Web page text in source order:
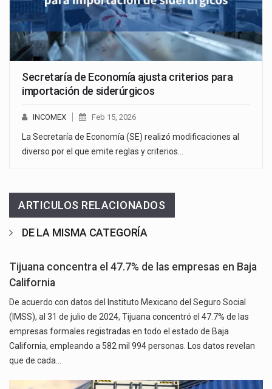
Secretaría de Economía ajusta criterios para
importación de siderúrgicos
INCOMEX Feb 15, 2026
La Secretaría de Economía (SE) realizó modificaciones al
diverso por el que emite reglas y criterios…
ARTICULOS RELACIONADOS
DE LA MISMA CATEGORÍA
Tijuana concentra el 47.7% de las empresas en Baja
California
De acuerdo con datos del Instituto Mexicano del Seguro Social
(IMSS), al 31 de julio de 2024, Tijuana concentró el 47.7% de las
empresas formales registradas en todo el estado de Baja
California, empleando a 582 mil 994 personas. Los datos revelan
que de cada…